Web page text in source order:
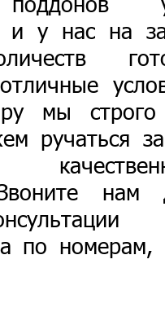
и у нас на
мы
ручаться
Звоните нам
по номерам,